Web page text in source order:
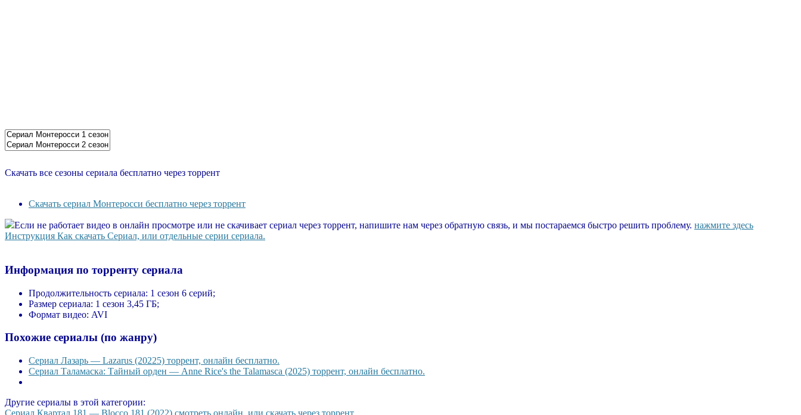
Скачать все сезоны сериала бесплатно через торрент
Скачать сериал Монтеросси бесплатно через торрент
Если не работает видео в онлайн просмотре или не скачивает сериал через торрент, напишите нам через обратную связь, и мы постараемся быстро решить проблему. нажмите здесь
Инструкция Как скачать Сериал, или отдельные серии сериала.
Информация по торренту сериала
Продолжительность сериала: 1 сезон 6 серий;
Размер сериала: 1 сезон 3,45 ГБ;
Формат видео: AVI
Похожие сериалы (по жанру)
Сериал Лазарь — Lazarus (20225) торрент, онлайн бесплатно.
Сериал Таламаска: Тайный орден — Anne Rice's the Talamasca (2025) торрент, онлайн бесплатно.
Другие сериалы в этой категории:
Сериал Квартал 181 — Blocco 181 (2022) смотреть онлайн, или скачать через торрент.